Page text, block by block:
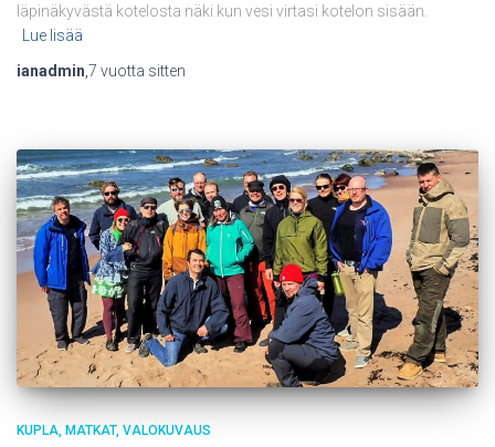
läpinäkyvästä kotelosta näki kun vesi virtasi kotelon sisään.
Lue lisää
ianadmin 7 vuotta sitten
KUPLA MATKAT VALOKUVAUS